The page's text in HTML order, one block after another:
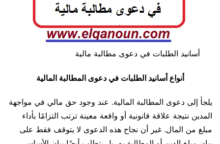
أسانيد الطلبات في دعوى مطالبة مالية
أنواع أسانيد الطلبات في دعوى المطالبة المالية
يلجأ إلى دعوى المطالبة المالية. عند وجود حق مالي في مواجهة
المدين نتيجة علاقة قانونية أو واقعة معينة ترتب التزامًا بأداء
مبلغ من المال. غير أن نجاح هذه الدعوى لا يتوقف فقط على